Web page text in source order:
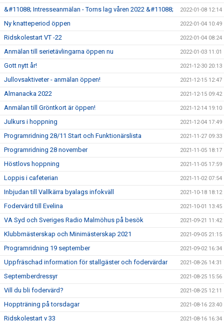
&#11088; Intresseanmälan - Torns lag våren 2022 &#11088; 2022-01-08 12:14
Ny knatteperiod öppen 2022-01-04 10:49
Ridskolestart VT -22 2022-01-04 08:24
Anmälan till serietävlingarna öppen nu 2022-01-03 11:01
Gott nytt år! 2021-12-30 20:13
Jullovsaktiveter - anmälan öppen! 2021-12-15 12:47
Almanacka 2022 2021-12-15 09:42
Anmälan till Gröntkort är öppen! 2021-12-14 19:10
Julkurs i hoppning 2021-12-04 17:49
Programridning 28/11 Start och Funktionärslista 2021-11-27 09:33
Programridning 28 november 2021-11-05 18:17
Höstlovs hoppning 2021-11-05 17:59
Loppis i cafeterian 2021-11-02 07:54
Inbjudan till Vallkärra byalags infokväll 2021-10-18 18:12
Fodervärd till Evelina 2021-10-01 13:45
VA Syd och Sveriges Radio Malmöhus på besök 2021-09-21 11:42
Klubbmästerskap och Minimästerskap 2021 2021-09-05 21:15
Programridning 19 september 2021-09-02 16:34
Uppfräschad information för stallgäster och fodervärdar 2021-08-26 14:31
Septemberdressyr 2021-08-25 15:56
Vill du bli fodervärd? 2021-08-25 12:11
Hoppträning på torsdagar 2021-08-16 23:40
Ridskolestart v 33 2021-08-16 16:34